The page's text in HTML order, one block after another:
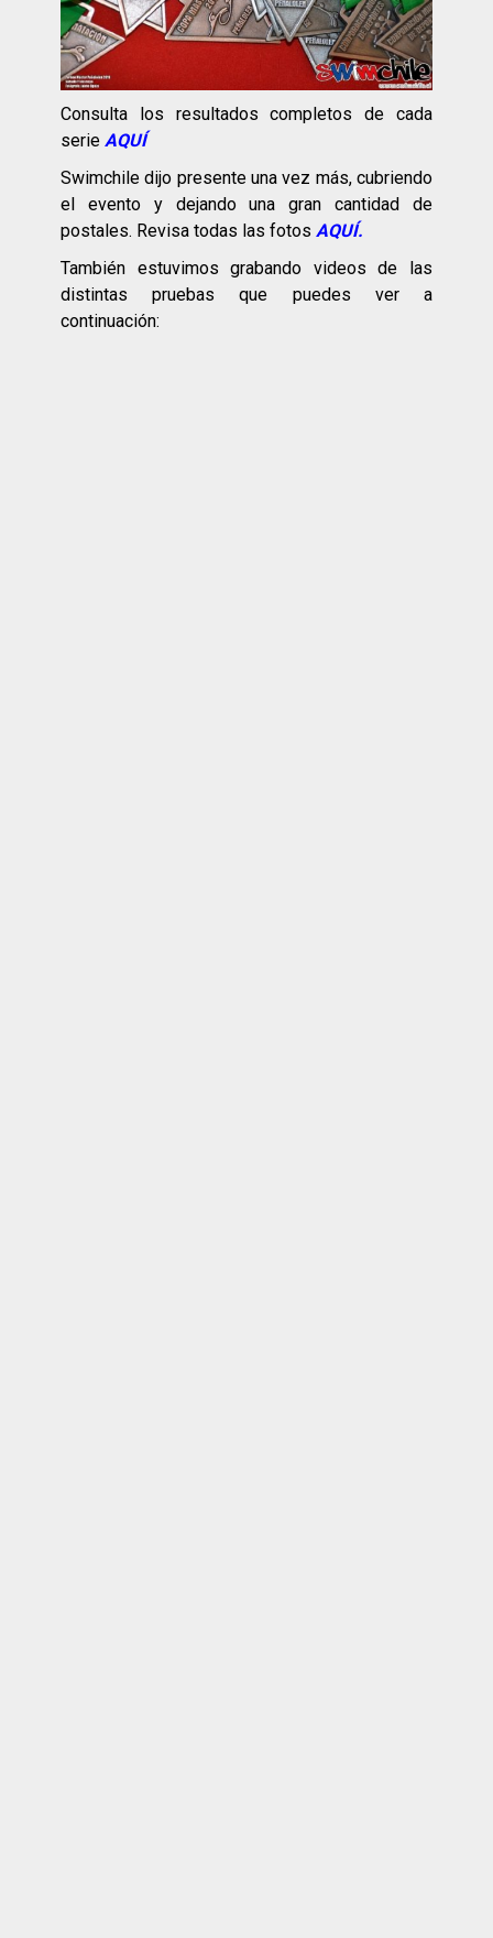
Consulta los resultados completos de cada
serie AQUÍ
Swimchile dijo presente una vez más, cubriendo
el evento y dejando una gran cantidad de
postales. Revisa todas las fotos AQUÍ.
También estuvimos grabando videos de las
distintas pruebas que puedes ver a
continuación: